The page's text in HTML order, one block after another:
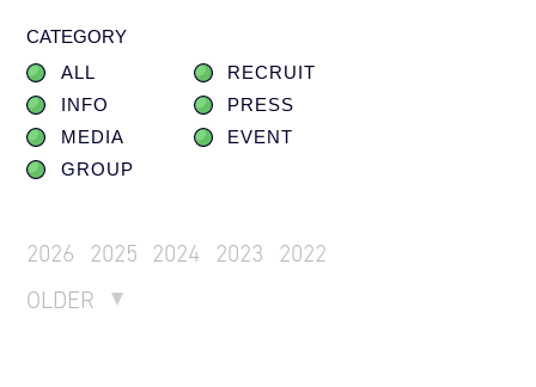
CATEGORY
ALL
RECRUIT
INFO
PRESS
MEDIA
EVENT
GROUP
2026 2025 2024 2023
2022
OLDER